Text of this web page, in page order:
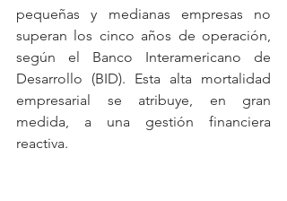
pequeñas y medianas empresas no
superan los cinco años de operación,
según el Banco Interamericano de
Desarrollo (BID). Esta alta mortalidad
empresarial se atribuye, en gran
medida, a una gestión financiera
reactiva.